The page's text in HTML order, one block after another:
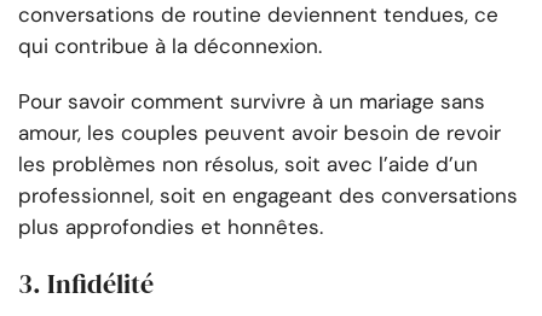
conversations de routine deviennent tendues, ce
qui contribue à la déconnexion.
Pour savoir comment survivre à un mariage sans
amour, les couples peuvent avoir besoin de revoir
les problèmes non résolus, soit avec l’aide d’un
professionnel, soit en engageant des conversations
plus approfondies et honnêtes.
3. Infidélité